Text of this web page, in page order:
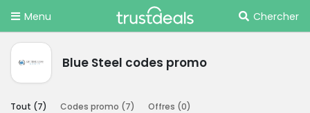
Menu Chercher
Blue Steel codes promo
Tout (7) Codes promo (7) Offres (0)